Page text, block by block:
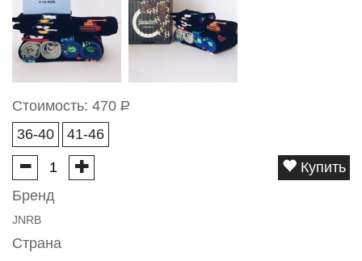
Стоимость: 470 Р
36-40
41-46
Купить
Бренд
JNRB
Страна